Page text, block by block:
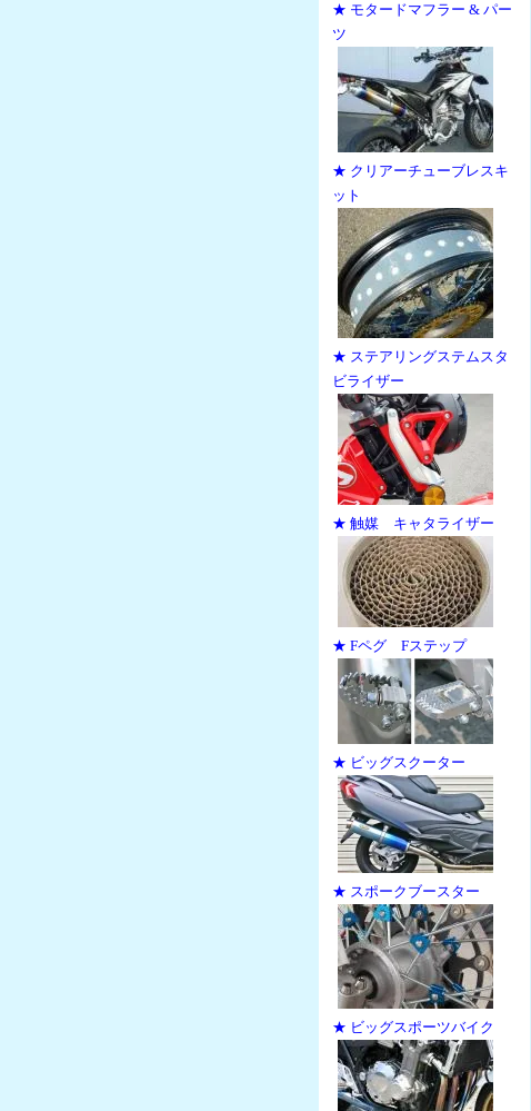
★ モタードマフラー & パー
ツ
★ クリアーチューブレスキ
ット
★ ステアリングステムスタ
ビライザー
★ 触媒 キャタライザー
★ Fペグ Fステップ
★ ビッグスクーター
★ スポークブースター
★ ビッグスポーツバイク